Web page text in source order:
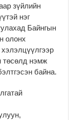
зүйлийн
нэг
Байнгын
олонх
төсөлд нэмж
байна.